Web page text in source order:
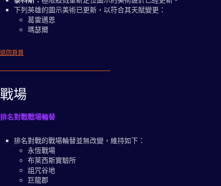
下列英雄的圖示美術已更新，以符合其天賦變更：
葛雷邁恩
瑪瑟爾
返回頁首
戰場
排名對戰戰場輪替
排名對戰的戰場輪替並無改變，維持如下：
永恆戰場
布萊西斯實驗所
詛咒谷地
巨龍郡